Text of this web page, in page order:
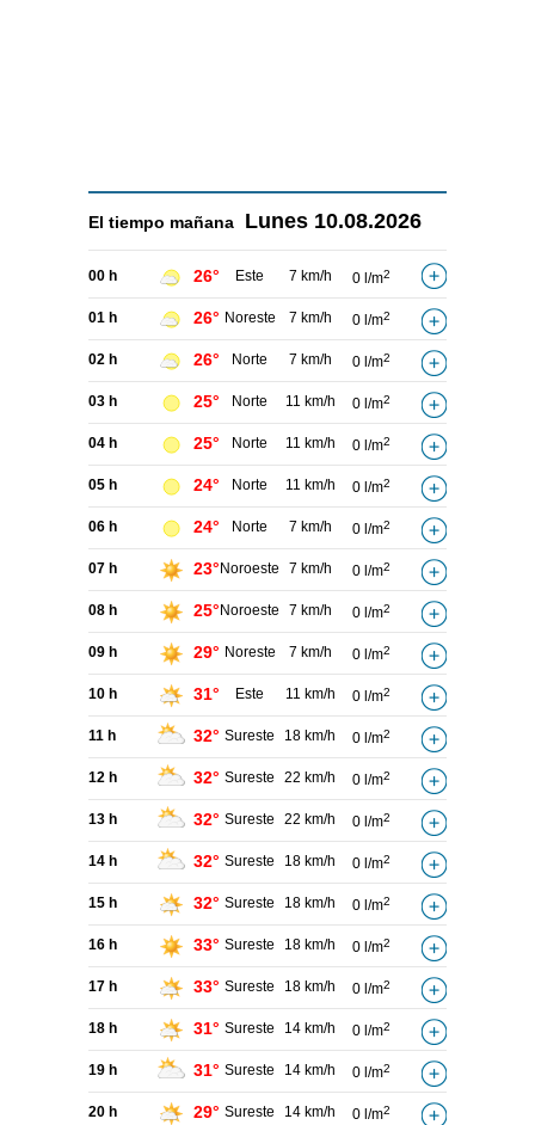
El tiempo mañana Lunes 10.08.2026
00 h 26° Este 7 km/h 0 l/m2
01 h 26° Noreste 7 km/h 0 l/m2
02 h 26° Norte 7 km/h 0 l/m2
03 h 25° Norte 11 km/h 0 l/m2
04 h 25° Norte 11 km/h 0 l/m2
05 h 24° Norte 11 km/h 0 l/m2
06 h 24° Norte 7 km/h 0 l/m2
07 h 23° Noroeste 7 km/h 0 l/m2
08 h 25° Noroeste 7 km/h 0 l/m2
09 h 29° Noreste 7 km/h 0 l/m2
10 h 31° Este 11 km/h 0 l/m2
11 h 32° Sureste 18 km/h 0 l/m2
12 h 32° Sureste 22 km/h 0 l/m2
13 h 32° Sureste 22 km/h 0 l/m2
14 h 32° Sureste 18 km/h 0 l/m2
15 h 32° Sureste 18 km/h 0 l/m2
16 h 33° Sureste 18 km/h 0 l/m2
17 h 33° Sureste 18 km/h 0 l/m2
18 h 31° Sureste 14 km/h 0 l/m2
19 h 31° Sureste 14 km/h 0 l/m2
20 h 29° Sureste 14 km/h 0 l/m2